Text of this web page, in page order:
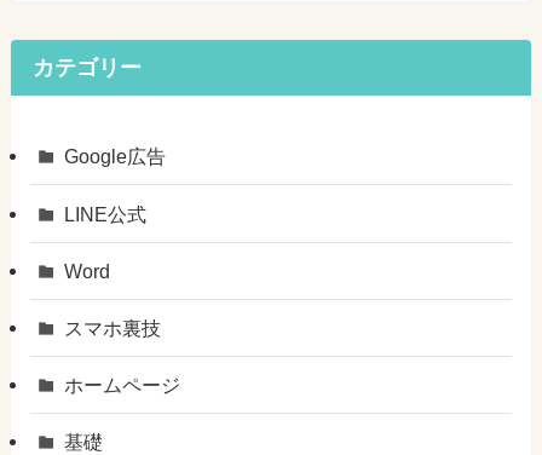
カテゴリー
Google広告
LINE公式
Word
スマホ裏技
ホームページ
基礎